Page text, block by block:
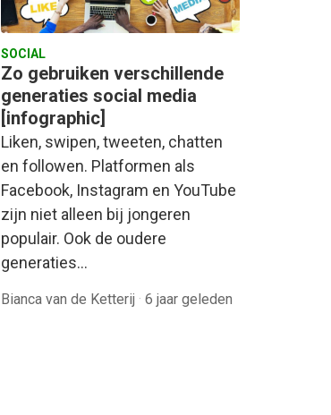
SOCIAL
Zo gebruiken verschillende
generaties social media
[infographic]
Liken, swipen, tweeten, chatten
en followen. Platformen als
Facebook, Instagram en YouTube
zijn niet alleen bij jongeren
populair. Ook de oudere
generaties…
Bianca van de Ketterij · 6 jaar geleden